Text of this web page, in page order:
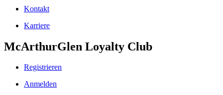
Kontakt
Karriere
McArthurGlen Loyalty Club
Registrieren
Anmelden